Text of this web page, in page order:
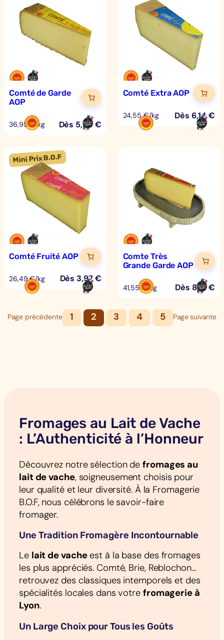
Comté de Garde
AOP
36,95 €/kg Dès 5,54€
Comté Extra AOP
24,55 €/kg Dès 6,14€
Comté Fruité AOP
26,49 €/kg Dès 3,97€
Comte Très
Grande Garde AOP
41,55 €/kg Dès 8,31€
Page précédente 1 2 3 4 5 Page suivante
Fromages au Lait de Vache
: L’Authenticité à l’Honneur
Découvrez notre sélection defromages au
lait de vache, soigneusement choisis pour
leur qualité et leur diversité. À la Fromagerie
B.O.F, nous célébrons le savoir-faire
fromager.
Une Tradition Fromagère Incontournable
Le lait de vacheest à la base des fromages
les plus appréciés. Comté, Brie, Reblochon…
retrouvez des classiques intemporels et des
spécialités locales dans votre fromagerie à
Lyon.
Un Large Choix pour Tous les Goûts